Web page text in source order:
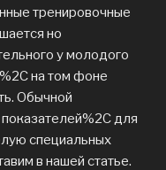
тренировочные
но
у молодого
на том фоне
Обычной
для
специальных
в нашей статье.